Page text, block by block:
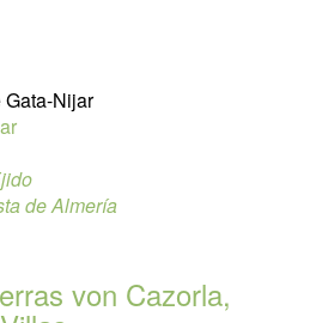
Gata-Nijar
de Almería
von Cazorla,